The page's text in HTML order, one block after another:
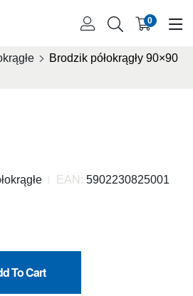
0
Brodzik półokrągły 90×90
EAN: 5902230825001
To Cart